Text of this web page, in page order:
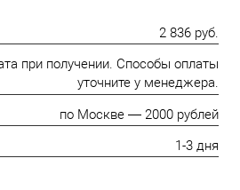
2 836 руб.
при получении. Способы оплаты
уточните у менеджера.
по Москве — 2000 рублей
1-3 дня